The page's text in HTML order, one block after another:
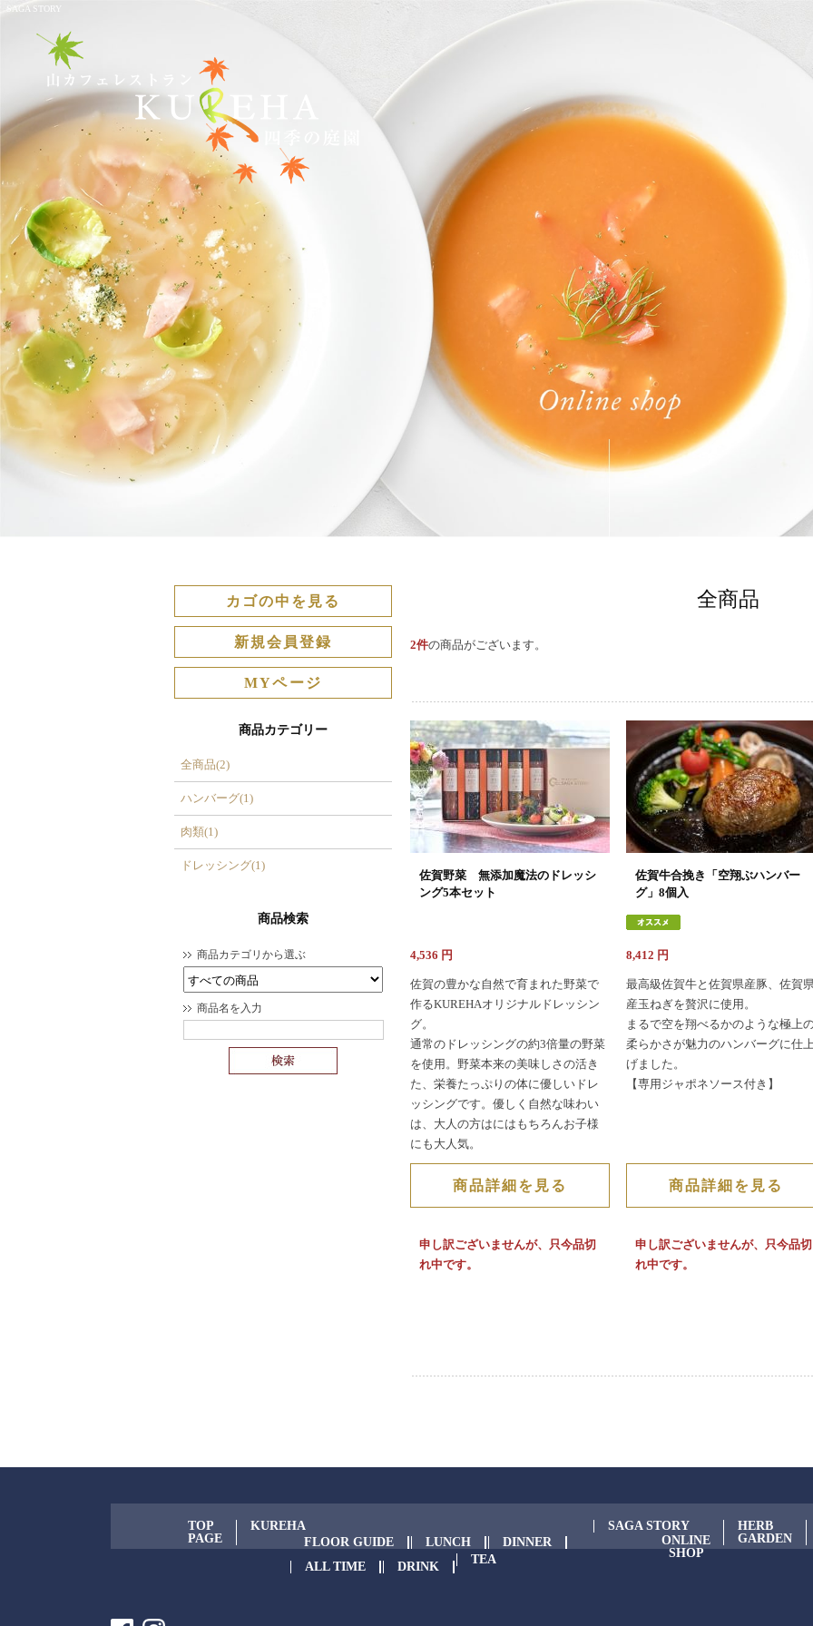
SAGA STORY
カゴの中を見る
新規会員登録
MYページ
商品カテゴリー
全商品(2)
ハンバーグ(1)
肉類(1)
ドレッシング(1)
商品検索
商品カテゴリから選ぶ
商品名を入力
全商品
2件の商品がございます。
佐賀野菜 無添加魔法のドレッシ
ング5本セット
4,536 円
佐賀の豊かな自然で育まれた野菜で
作るKUREHAオリジナルドレッシン
グ。
通常のドレッシングの約3倍量の野菜
を使用。野菜本来の美味しさの活き
た、栄養たっぷりの体に優しいドレ
ッシングです。優しく自然な味わい
は、大人の方はにはもちろんお子様
にも大人気。
商品詳細を見る
申し訳ございませんが、只今品切
れ中です。
佐賀牛合挽き「空翔ぶハンバー
グ」8個入
8,412 円
最高級佐賀牛と佐賀県産豚、佐賀県
産玉ねぎを贅沢に使用。
まるで空を翔べるかのような極上
柔らかさが魅力のハンバーグに仕上
げました。
【専用ジャポネソース付き】
商品詳細を見る
申し訳ございませんが、只今品切
れ中です。
TOP
PAGE
KUREHA
FLOOR GUIDE
LUNCH
DINNER
ALL TIME
DRINK
TEA
SAGA STORY
ONLINE
SHOP
HERB
GARDEN